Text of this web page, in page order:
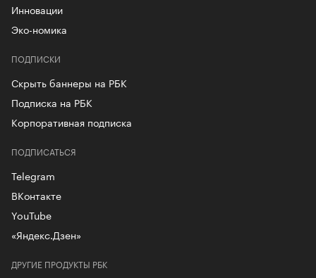
Инновации
Эко-номика
ПОДПИСКИ
Скрыть баннеры на РБК
Подписка на РБК
Корпоративная подписка
ДРУГИЕ ПРОДУКТЫ РБК
ПОДПИСАТЬСЯ
Telegram
ВКонтакте
YouTube
«Яндекс.Дзен»